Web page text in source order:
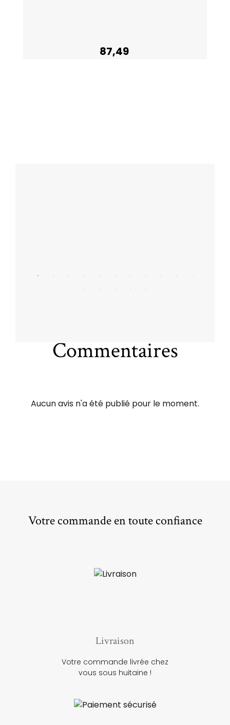
87,49
Commentaires
Aucun avis n'a été publié pour le moment.
Votre commande en toute confiance
Livraison
Votre commande livrée chez
vous sous huitaine !